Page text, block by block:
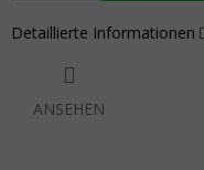
Detaillierte Informationen
ANSEHEN